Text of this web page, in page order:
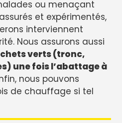
ou menaçant
et expérimentés,
interviennent
Nous assurons aussi
verts (tronc,
une fois l’abattage à
nous pouvons
de chauffage si tel